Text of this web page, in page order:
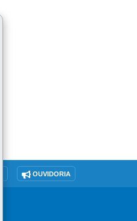
OUVIDORIA